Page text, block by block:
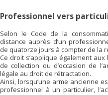
Professionnel vers
Selon le Code de la
distance auprès d’un
de quatorze jours à compter de la
Ce droit s’applique également
de collection ou d’occasion de
légale au droit de rétractation.
Ainsi, lorsqu’une arme ancienne
professionnel à un particulier,